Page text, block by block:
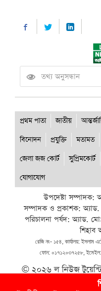
প্রথম পাতা জাতীয়
বিনোদন
প্রযুক্তি মতামত
জেলা জজ কোর্ট
সুপ্রিমকোর্ট
যোগাযোগ
উপদেষ্টা সম্পাদক:
সম্পাদক ও প্রকাশক:
পরিচালনা পর্ষদ: অ্যাড.
শিহাব
রেজি নং- ১৫৪, কার্যালয়: ইসলাম
ফোন: ০১৭১২০৩৭২৫৮,
© ২০২৬ ল নিউজ টুয়েন্টি